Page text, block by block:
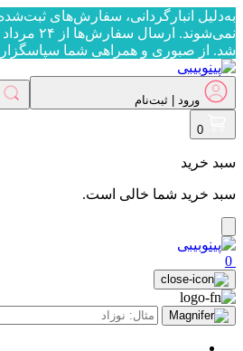
نمی‌شوند.
شد. از صبوری و همراهی شما
ورود | ثبت‌نام
0
سبد خرید
سبد خرید شما خالی است.
0